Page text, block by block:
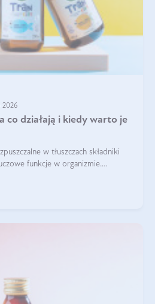
2026
co działają i kiedy warto je
w tłuszczach składniki
funkcje w organizmie.